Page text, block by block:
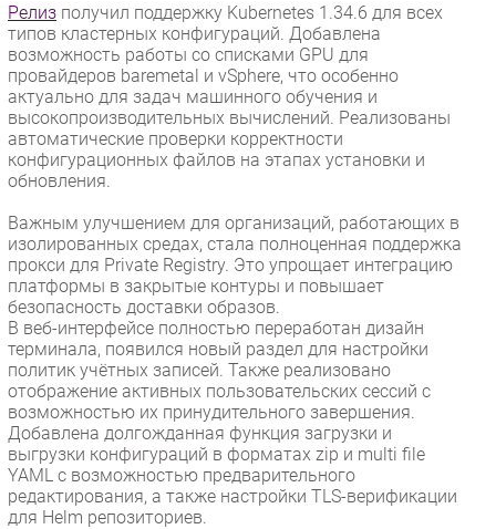
Новости
Аналитика
Интервью
Мероприятия
Проекты
IT класс
Тестовый стенд
Каталог компаний
Релиз получил поддержку Kubernetes 1.34.6 для всех
типов кластерных конфигураций. Добавлена
возможность работы со списками GPU для
провайдеров baremetal и vSphere, что особенно
актуально для задач машинного обучения и
высокопроизводительных вычислений. Реализованы
автоматические проверки корректности
конфигурационных файлов на этапах установки и
обновления.
Важным улучшением для организаций, работающих в
изолированных средах, стала полноценная поддержка
прокси для Private Registry. Это упрощает интеграцию
платформы в закрытые контуры и повышает
безопасность доставки образов.
В веб-интерфейсе полностью переработан дизайн
терминала, появился новый раздел для настройки
политик учётных записей. Также реализовано
отображение активных пользовательских сессий с
возможностью их принудительного завершения.
Добавлена долгожданная функция загрузки и
выгрузки конфигураций в форматах zip и multi file
YAML с возможностью предварительного
редактирования, а также настройки TLS-верификации
для Helm репозиториев.